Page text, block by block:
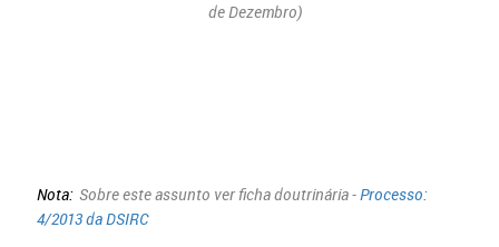
de Dezembro)
Nota:Sobre este assunto ver ficha doutrinária -Processo:
4/2013 da DSIRC